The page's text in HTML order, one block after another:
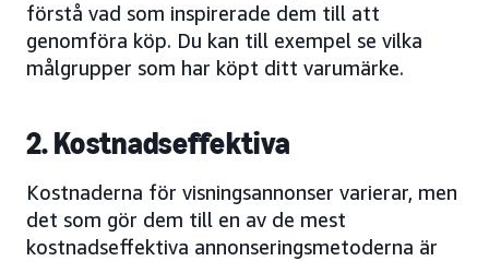
förstå vad som inspirerade dem till att
genomföra köp. Du kan till exempel se vilka
målgrupper som har köpt ditt varumärke.
2. Kostnadseffektiva
Kostnaderna för visningsannonser varierar, men
det som gör dem till en av de mest
kostnadseffektiva annonseringsmetoderna är